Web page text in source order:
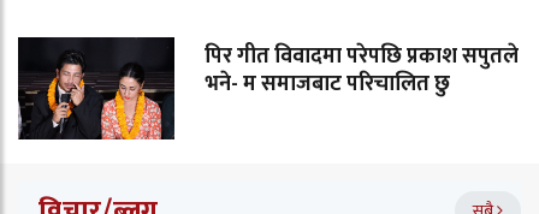
पिर गीत विवादमा परेपछि प्रकाश सपुतले
भने- म समाजबाट परिचालित छु